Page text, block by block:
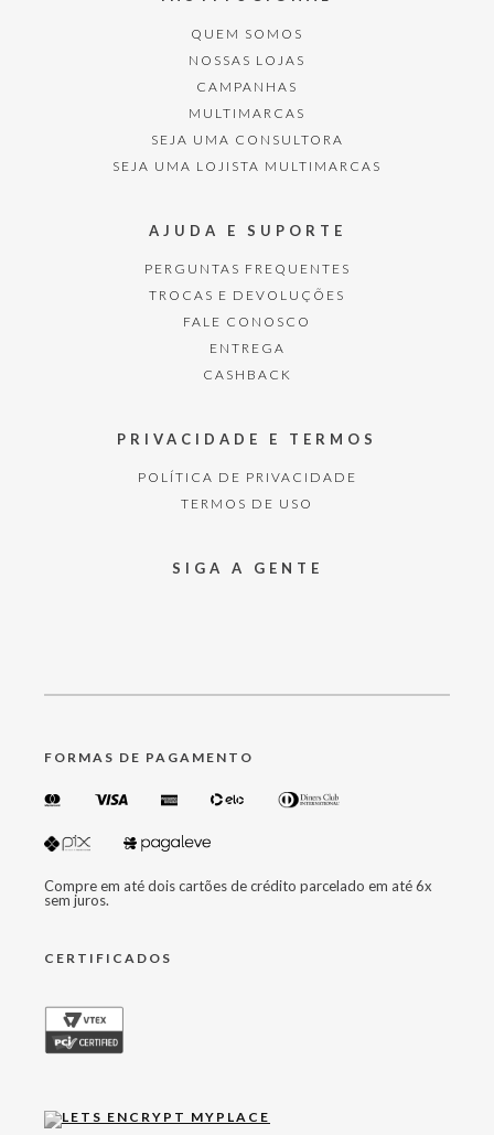
QUEM SOMOS
NOSSAS LOJAS
CAMPANHAS
MULTIMARCAS
SEJA UMA CONSULTORA
SEJA UMA LOJISTA MULTIMARCAS
AJUDA E SUPORTE
PERGUNTAS FREQUENTES
TROCAS E DEVOLUÇÕES
FALE CONOSCO
ENTREGA
CASHBACK
PRIVACIDADE E TERMOS
POLÍTICA DE PRIVACIDADE
TERMOS DE USO
SIGA A GENTE
FORMAS DE PAGAMENTO
Compre em até dois cartões de crédito parcelado em até 6x
sem juros.
CERTIFICADOS